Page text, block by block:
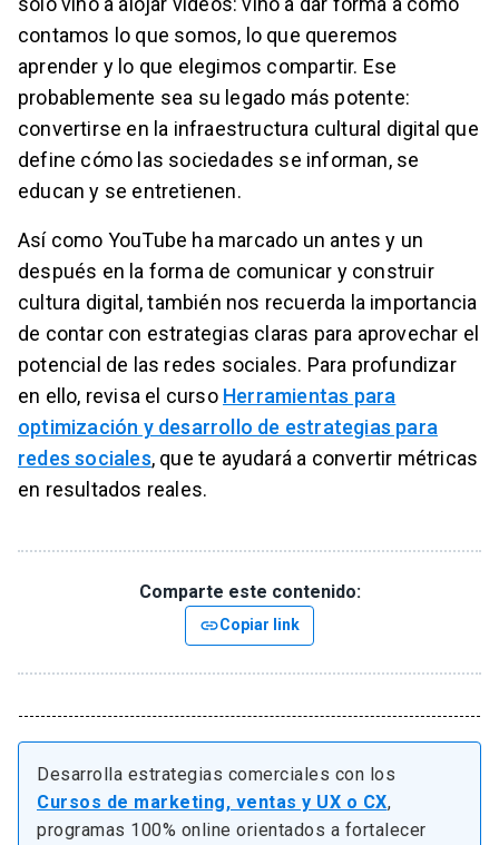
contamos lo que somos, lo que queremos
aprender y lo que elegimos compartir. Ese
probablemente sea su legado más potente:
convertirse en la infraestructura cultural digital que
define cómo las sociedades se informan, se
educan y se entretienen.
Así como YouTube ha marcado un antes y un
después en la forma de comunicar y construir
cultura digital, también nos recuerda la importancia
de contar con estrategias claras para aprovechar el
potencial de las redes sociales. Para profundizar
en ello, revisa el curso Herramientas para
optimización y desarrollo de estrategias para
redes sociales, que te ayudará a convertir métricas
en resultados reales.
Comparte este contenido:
linkCopiar link
Desarrolla estrategias comerciales con los
Cursos de marketing, ventas y UX o CX,
programas 100% online orientados a fortalecer